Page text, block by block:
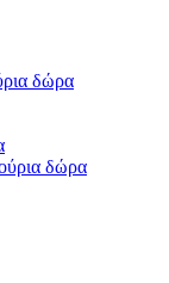
δώρα
δώρα